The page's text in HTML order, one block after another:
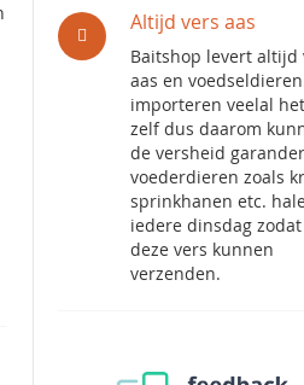
Altijd vers aas
Baitshop levert altijd
aas en
importeren veelal
zelf dus daarom
de versheid
voederdieren zoals
sprinkhanen etc.
iedere dinsdag
deze vers kunnen
verzenden.